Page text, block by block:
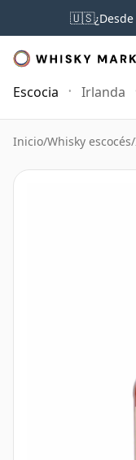
🇺🇸
Escocia Irlanda
Inicio/Whisky escocés/